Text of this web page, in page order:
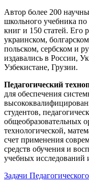
Автор более 200
школьного учебника
книг и 150 статей. Его
украинском,
польском, сербском и
издавались в России,
Узбекистане, Грузии.
Педагогический
для обеспечения
студентов,
общеобразовательных
технологической,
счет применения
средств обучения и
учебных исследований
Задачи